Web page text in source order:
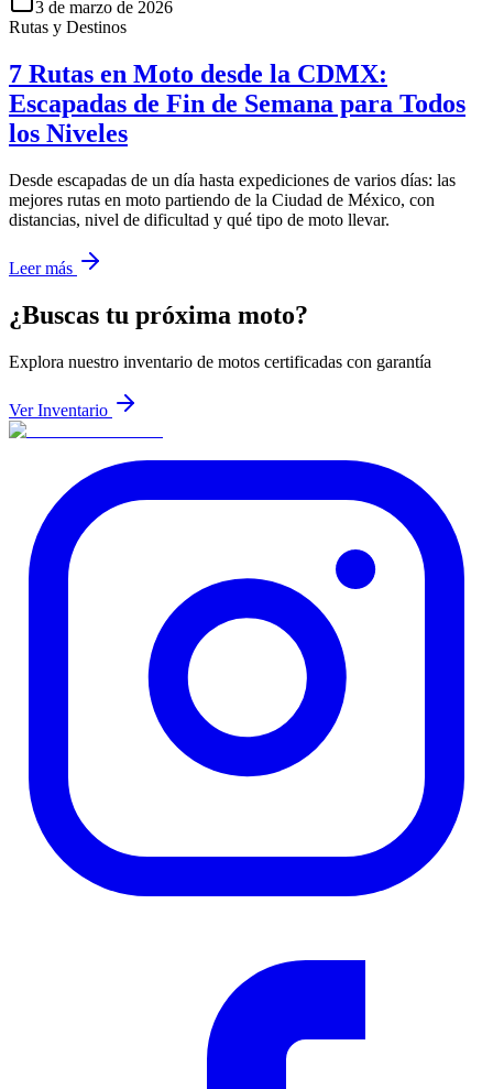
3 de marzo de 2026
Rutas y Destinos
7 Rutas en Moto desde la CDMX:
Escapadas de Fin de Semana para Todos
los Niveles
Desde escapadas de un día hasta expediciones de varios días: las
mejores rutas en moto partiendo de la Ciudad de México, con
distancias, nivel de dificultad y qué tipo de moto llevar.
Leer más
¿Buscas tu próxima moto?
Explora nuestro inventario de motos certificadas con garantía
Ver Inventario